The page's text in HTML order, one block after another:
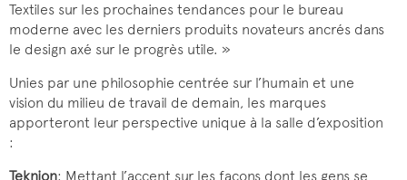
Textiles sur les prochaines tendances pour le bureau
moderne avec les derniers produits novateurs ancrés dans
le design axé sur le progrès utile. »
Unies par une philosophie centrée sur l’humain et une
vision du milieu de travail de demain, les marques
apporteront leur perspective unique à la salle d’exposition
:
Teknion: Mettant l’accent sur les façons dont les gens se